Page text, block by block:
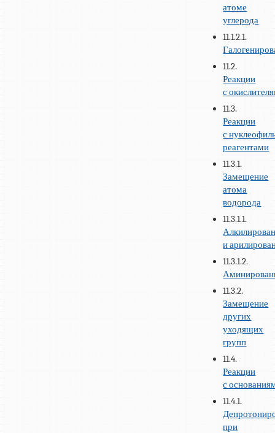
атоме
углерода
11.1.2.1.
11.2.
Реакции
с
11.3.
Реакции
с
реагентами
11.3.1.
Замещение
атома
водорода
11.3.1.1.
и
11.3.1.2.
11.3.2.
Замещение
других
уходящих
групп
11.4.
Реакции
с
11.4.1.
при